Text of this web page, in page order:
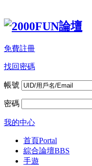
免費註冊
找回密碼
帳號
密碼
我的中心
首頁Portal
綜合論壇BBS
手遊